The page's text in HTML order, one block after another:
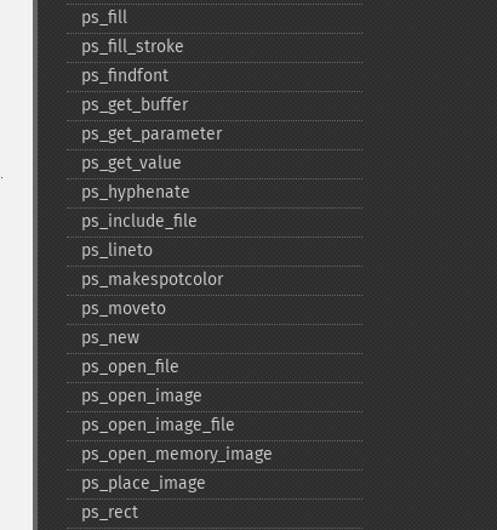
ps_​fill
ps_​fill_​stroke
ps_​findfont
ps_​get_​buffer
ps_​get_​parameter
ps_​get_​value
ps_​hyphenate
ps_​include_​file
ps_​lineto
ps_​makespotcolor
ps_​moveto
ps_​new
ps_​open_​file
ps_​open_​image
ps_​open_​image_​file
ps_​open_​memory_​image
ps_​place_​image
ps_​rect